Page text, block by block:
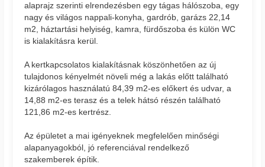
alaprajz szerinti elrendezésben egy tágas hálószoba, egy
nagy és világos nappali-konyha, gardrób, garázs 22,14
m2, háztartási helyiség, kamra, fürdőszoba és külön WC
is kialakításra kerül.
A kertkapcsolatos kialakításnak köszönhetően az új
tulajdonos kényelmét növeli még a lakás előtt található
kizárólagos használatú 84,39 m2-es előkert és udvar, a
14,88 m2-es terasz és a telek hátsó részén található
121,86 m2-es kertrész.
Az épületet a mai igényeknek megfelelően minőségi
alapanyagokból, jó referenciával rendelkező
szakemberek építik.